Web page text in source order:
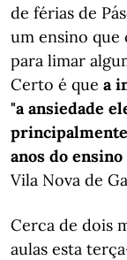
de férias de
um ensino que
para limar
Certo é que a
"a ansiedade
anos do
Vila Nova de
Cerca de dois
aulas esta